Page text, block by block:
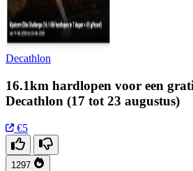
Decathlon
16.1km hardlopen voor een
Decathlon (17 tot 23 augustus)
€5
1297